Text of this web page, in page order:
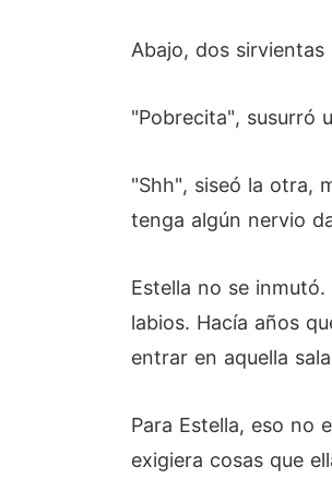
Abajo, dos
"Pobrecita", susurró
"Shh", siseó la otra,
tenga algún nervio
Estella no se
labios. Hacía años
entrar en aquella
Para Estella, eso no
exigiera cosas que